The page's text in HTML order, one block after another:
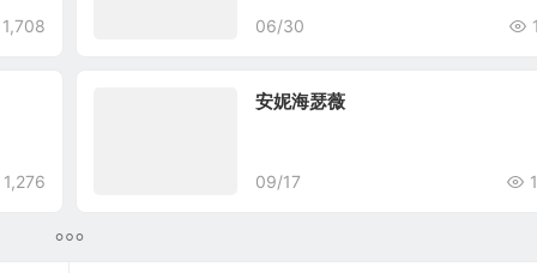
1,708 06/30
1,276
安妮海瑟薇
09/17